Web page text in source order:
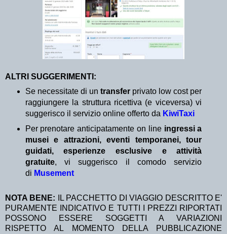
ALTRI SUGGERIMENTI:
Se necessitate di un transfer privato low cost per
raggiungere la struttura ricettiva (e viceversa) vi
suggerisco il servizio online offerto da KiwiTaxi
Per prenotare anticipatamente on line ingressi a
musei e attrazioni, eventi temporanei, tour
guidati, esperienze esclusive e attività
gratuite, vi suggerisco il comodo servizio
di Musement
NOTA BENE:
IL PACCHETTO DI VIAGGIO DESCRITTO E'
PURAMENTE INDICATIVO E TUTTI I PREZZI RIPORTATI
POSSONO ESSERE SOGGETTI A VARIAZIONI
RISPETTO AL MOMENTO DELLA PUBBLICAZIONE